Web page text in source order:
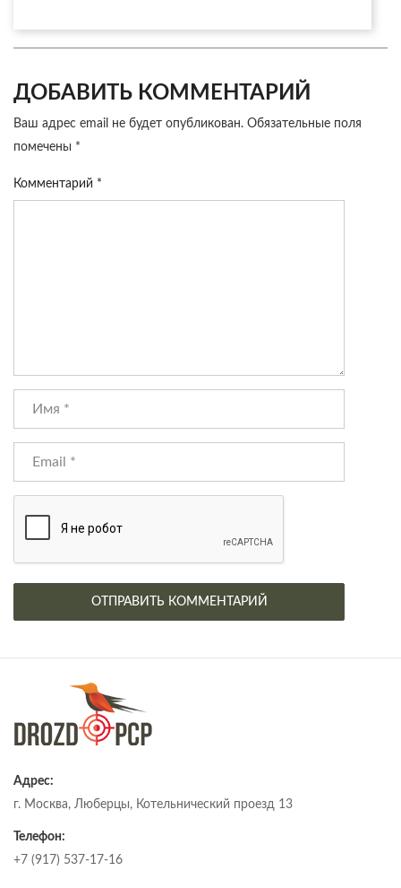
ДОБАВИТЬ КОММЕНТАРИЙ
Ваш адрес email не будет опубликован. Обязательные поля
помечены *
Комментарий *
Адрес:
г. Москва, Люберцы, Котельнический проезд 13
Телефон:
+7 (917) 537-17-16